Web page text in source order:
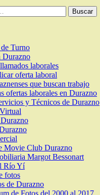
Turno
Durazno
laborales
oferta laboral
que buscan trabajo
ofertas laborales en Durazno
y Técnicos de Durazno
Movie Club Durazno
Margot Bessonart
Río Yí
fotos
de Durazno